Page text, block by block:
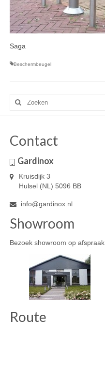
Saga
Beschermbeugel
Zoeken
naar:
Contact
Gardinox
Kruisdijk 3
Hulsel (NL) 5096 BB
info@gardinox.nl
Showroom
Bezoek showroom op afspraak.
Route